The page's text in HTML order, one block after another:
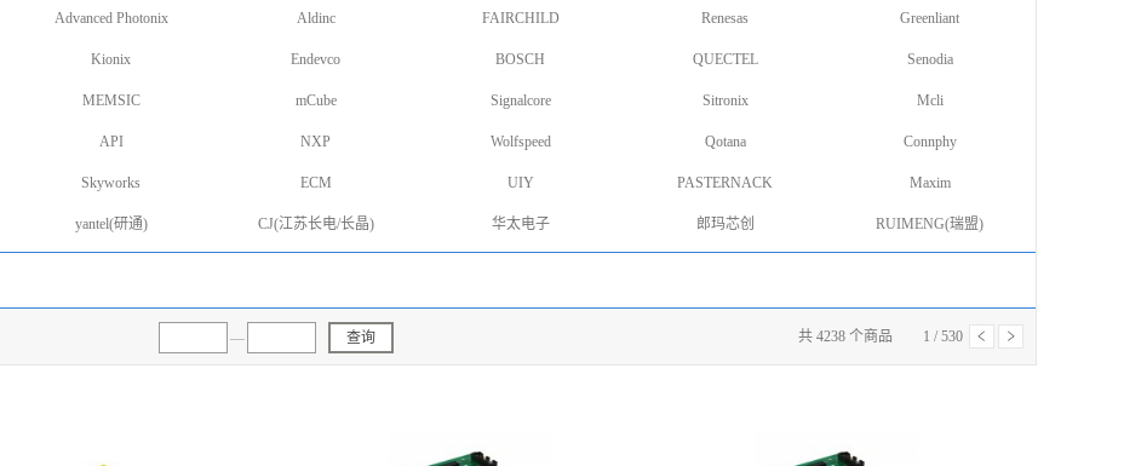
Advanced Photonix Aldinc FAIRCHILD Renesas Greenliant
Kionix Endevco BOSCH QUECTEL Senodia
MEMSIC mCube Signalcore Sitronix Mcli
API NXP Wolfspeed Qotana Connphy
Skyworks ECM UIY PASTERNACK Maxim
yantel(研通) CJ(江苏长电/长晶) 华太电子 郎玛芯创 RUIMENG(瑞盟)
— 查询 共 4238 个商品 1 / 530